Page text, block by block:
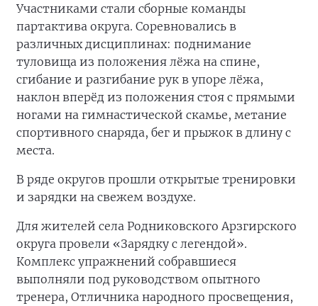
Участниками стали сборные команды
партактива округа. Соревновались в
различных дисциплинах: поднимание
туловища из положения лёжа на спине,
сгибание и разгибание рук в упоре лёжа,
наклон вперёд из положения стоя с прямыми
ногами на гимнастической скамье, метание
спортивного снаряда, бег и прыжок в длину с
места.
В ряде округов прошли открытые тренировки
и зарядки на свежем воздухе.
Для жителей села Родниковского Арзгирского
округа провели «Зарядку с легендой».
Комплекс упражнений собравшиеся
выполняли под руководством опытного
тренера, Отличника народного просвещения,